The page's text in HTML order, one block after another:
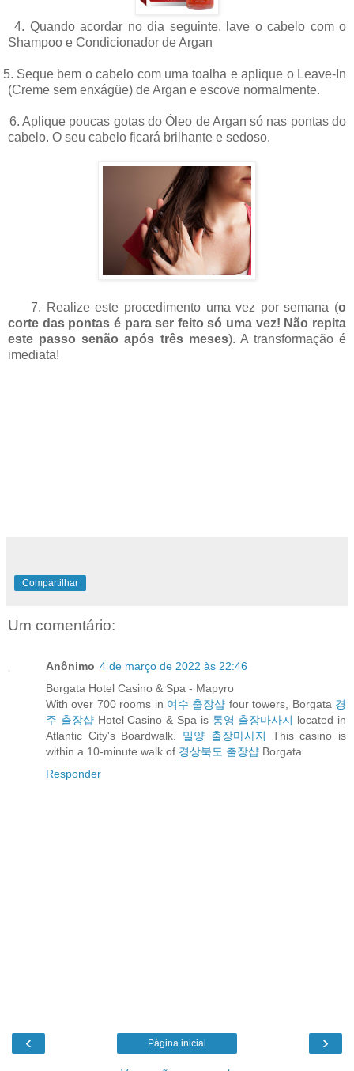
Quando acordar no dia seguinte, lave o cabelo com o
Shampoo e Condicionador de Argan
Seque bem o cabelo com uma toalha e aplique o Leave-In
(Creme sem enxágüe) de Argan e escove normalmente.
Aplique poucas gotas do Óleo de Argan só nas pontas do
cabelo. O seu cabelo ficará brilhante e sedoso.
Realize este procedimento uma vez por semana (o
corte das pontas é para ser feito só uma vez! Não repita
este passo senão após três meses). A transformação é
imediata!
Compartilhar
Um comentário:
Anônimo 4 de março de 2022 às 22:46
Borgata Hotel Casino & Spa - Mapyro
With over 700 rooms in 여수 출장샵 four towers, Borgata 경
주 출장샵Hotel Casino & Spa is 통영 출장마사지 located in
Atlantic City's Boardwalk. 밀양 출장마사지
This casino is
within a 10-minute walk of 경상북도 출장샵 Borgata
Responder
‹ ›
Página inicial